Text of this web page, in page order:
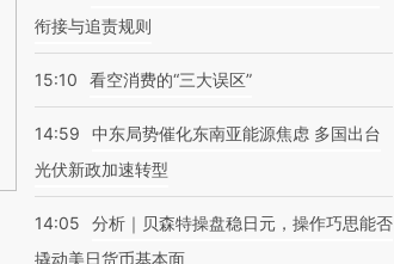
衔接与追责规则
15:10 看空消费的“三大误区”
14:59
中东局势催化东南亚能源焦虑 多国出台
光伏新政加速转型
14:05
分析｜贝森特操盘稳日元，操作巧思能否
撬动美日货币基本面